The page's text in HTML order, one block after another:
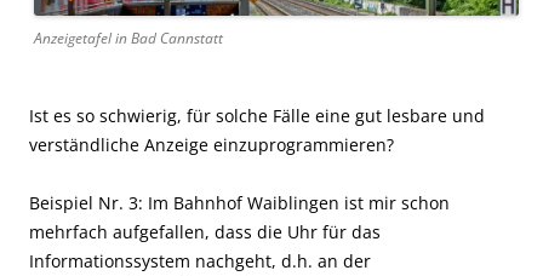
Anzeigetafel in Bad Cannstatt
Ist es so schwierig, für solche Fälle eine gut lesbare und
verständliche Anzeige einzuprogrammieren?
Beispiel Nr. 3: Im Bahnhof Waiblingen ist mir schon
mehrfach aufgefallen, dass die Uhr für das
Informationssystem nachgeht, d.h. an der